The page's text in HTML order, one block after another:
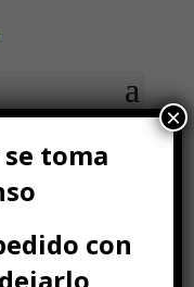
Verano
toma
con
×